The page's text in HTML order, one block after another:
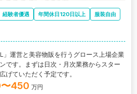
経験者優遇 年間休日120日以上
服装自由
」運営と美容物販を行うグロース上場企業
です。まずは日次・月次業務からスター
げていただく予定です。
450 万円